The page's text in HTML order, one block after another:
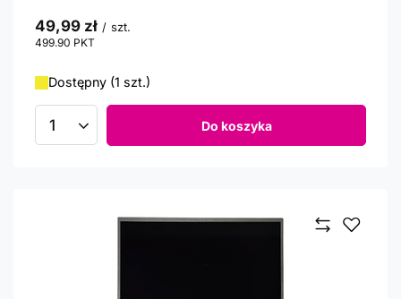
49,99 zł / szt.
499.90 PKT
Dostępny (1 szt.)
Ilość produktów Do koszyka